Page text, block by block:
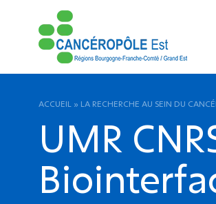
ACCUEIL » LA RECHERCHE AU SEIN DU
UMR